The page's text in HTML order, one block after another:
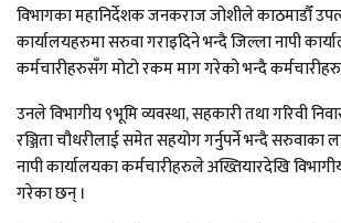
विभागका महानिर्देशक जनकराज जोशीले काठमाडौँ
कार्यालयहरुमा सरुवा गराइदिने भन्दै जिल्ला नापी
कर्मचारीहरुसँग मोटो रकम माग गरेको भन्दै
उनले विभागीय ९भूमि व्यवस्था, सहकारी तथा गरिवी
रञ्जिता चौधरीलाई समेत सहयोग गर्नुपर्ने भन्दै सरुवाका
नापी कार्यालयका कर्मचारीहरुले अख्तियारदेखि
गरेका छन् ।